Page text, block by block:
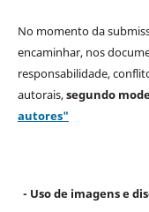
No momento da
encaminhar, nos
responsabilidade,
autorais,segundo
autores"
- Uso de imagens e